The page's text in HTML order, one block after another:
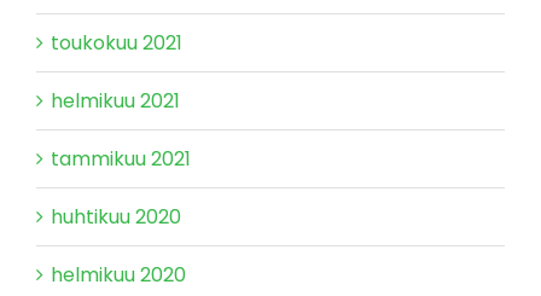
toukokuu 2021
helmikuu 2021
tammikuu 2021
huhtikuu 2020
helmikuu 2020